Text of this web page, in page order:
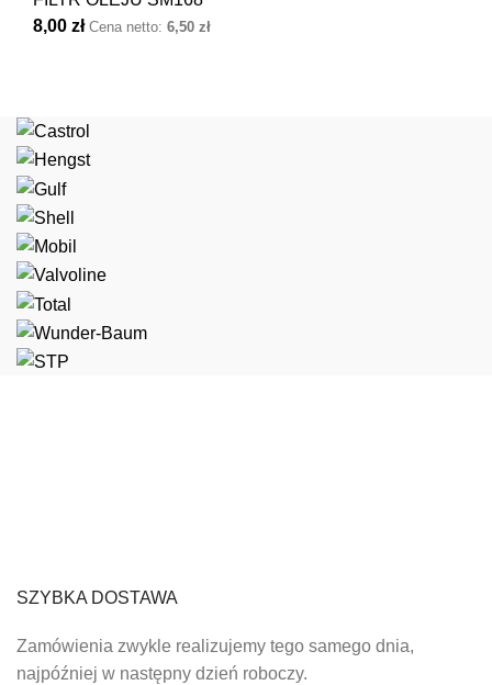
8,00 zł Cena netto: 6,50 zł
SZYBKA DOSTAWA
Zamówienia zwykle realizujemy tego samego dnia,
najpóźniej w następny dzień roboczy.